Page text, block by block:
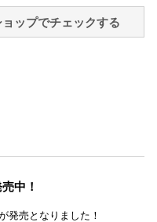
ップでチェックする
中！
発売となりました！